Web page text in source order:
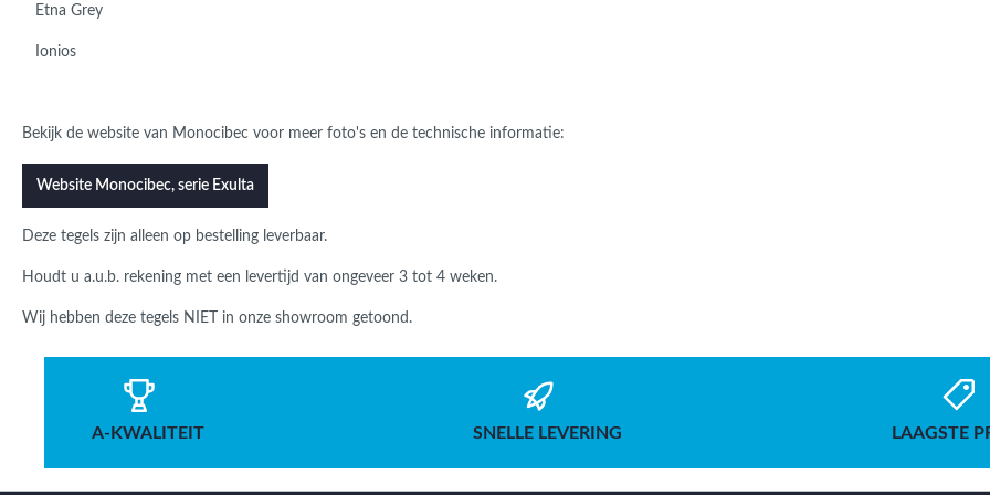
Etna Grey
Ionios
Bekijk de website van Monocibec voor meer foto's en de technische informatie:
Website Monocibec, serie Exulta
Deze tegels zijn alleen op bestelling leverbaar.
Houdt u a.u.b. rekening met een levertijd van ongeveer 3 tot 4 weken.
Wij hebben deze tegels NIET in onze showroom getoond.
A-KWALITEIT SNELLE LEVERING LAAGSTE